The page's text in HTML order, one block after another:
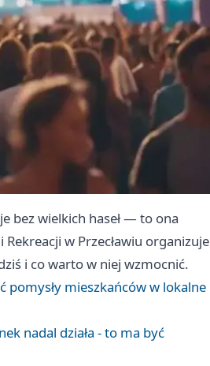
bez wielkich haseł — to ona
w Przecławiu organizuje
i co warto w niej wzmocnić.
mieszkańców w lokalne
nadal działa - to ma być